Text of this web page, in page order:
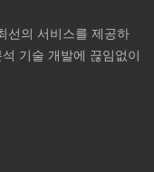
선의 서비스를 제공하
기술 개발에 끊임없이